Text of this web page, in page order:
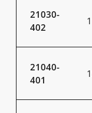
21030-
402
21040-
401